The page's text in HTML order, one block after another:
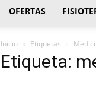
OFERTAS
Inicio Etiquetas
Etiqueta: